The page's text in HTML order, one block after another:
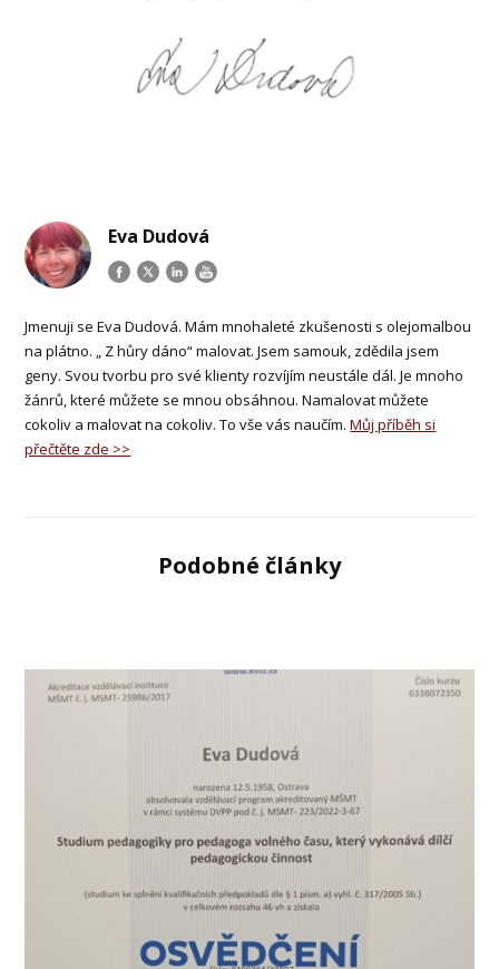
Eva Dudová
Jmenuji se Eva Dudová. Mám mnohaleté zkušenosti s olejomalbou
na plátno. „ Z hůry dáno“ malovat. Jsem samouk, zdědila jsem
geny. Svou tvorbu pro své klienty rozvíjím neustále dál. Je mnoho
žánrů, které můžete se mnou obsáhnou. Namalovat můžete
cokoliv a malovat na cokoliv. To vše vás naučím.Můj příběh si
přečtěte zde >>
Podobné články